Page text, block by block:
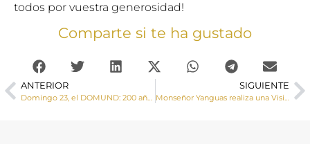
todos por vuestra generosidad!
Comparte si te ha gustado
ANTERIOR
Domingo 23, el DOMUND: 200 años al servicio de la misión
SIGUIENTE
Monseñor Yanguas realiza una Visita Pastoral a la parroquia de San Román (Cuenca)